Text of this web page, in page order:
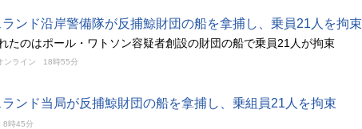
ランド沿岸警備隊が反捕鯨財団の船を拿捕し、乗員21人を拘束
たのはポール・ワトソン容疑者創設の財団の船で乗員21人が拘束
ンライン 18時55分
ランド当局が反捕鯨財団の船を拿捕し、乗組員21人を拘束
8時45分